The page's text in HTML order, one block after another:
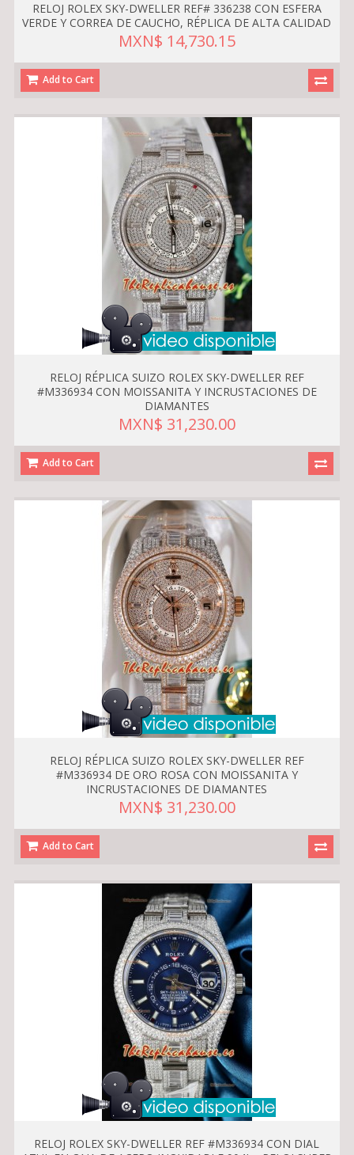
RELOJ ROLEX SKY-DWELLER REF# 336238 CON ESFERA
VERDE Y CORREA DE CAUCHO, RÉPLICA DE ALTA CALIDAD
MXN$ 14,730.15
Add to Cart
RELOJ RÉPLICA SUIZO ROLEX SKY-DWELLER REF
#M336934 CON MOISSANITA Y INCRUSTACIONES DE
DIAMANTES
MXN$ 31,230.00
Add to Cart
RELOJ RÉPLICA SUIZO ROLEX SKY-DWELLER REF
#M336934 DE ORO ROSA CON MOISSANITA Y
INCRUSTACIONES DE DIAMANTES
MXN$ 31,230.00
Add to Cart
RELOJ ROLEX SKY-DWELLER REF #M336934 CON DIAL